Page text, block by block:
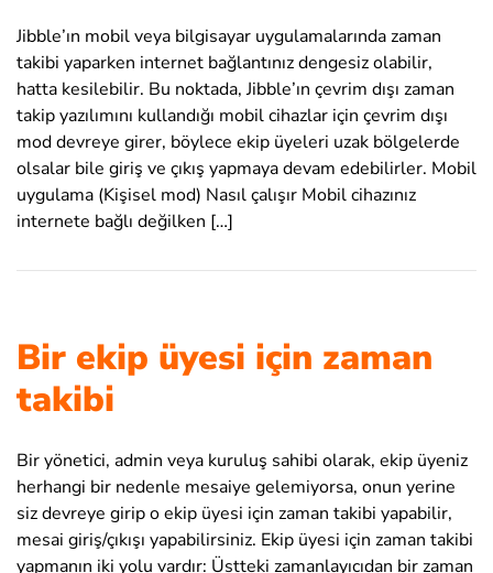
Jibble’ın mobil veya bilgisayar uygulamalarında zaman
takibi yaparken internet bağlantınız dengesiz olabilir,
hatta kesilebilir. Bu noktada, Jibble’ın çevrim dışı zaman
takip yazılımını kullandığı mobil cihazlar için çevrim dışı
mod devreye girer, böylece ekip üyeleri uzak bölgelerde
olsalar bile giriş ve çıkış yapmaya devam edebilirler. Mobil
uygulama (Kişisel mod) Nasıl çalışır Mobil cihazınız
internete bağlı değilken […]
Bir ekip üyesi için zaman
takibi
Bir yönetici, admin veya kuruluş sahibi olarak, ekip üyeniz
herhangi bir nedenle mesaiye gelemiyorsa, onun yerine
siz devreye girip o ekip üyesi için zaman takibi yapabilir,
mesai giriş/çıkışı yapabilirsiniz. Ekip üyesi için zaman takibi
yapmanın iki yolu vardır: Üstteki zamanlayıcıdan bir zaman